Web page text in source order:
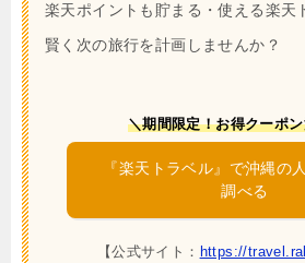
楽天ポイントも貯まる・使える楽天
賢く次の旅行を計画しませんか？
＼期間限定！お得クーポ
『楽天トラベル』で沖縄の
調べる
【公式サイト： https://